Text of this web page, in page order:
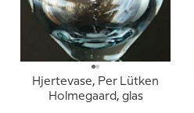
Hjertevase, Per Lütken
Holmegaard, glas